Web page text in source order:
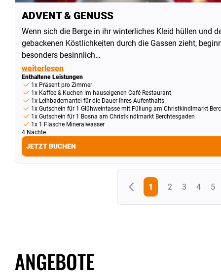
ADVENT & GENUSS
Wenn sich die Berge in ihr winterliches Kleid hüllen und
gebackenen Köstlichkeiten durch die Gassen zieht,
besonders besinnlich…
weiterlesen
Enthaltene Leistungen
1x Präsent pro Zimmer
1x Kaffee & Kuchen im hauseigenen Café Restaurant
1x Leihbademantel für die Dauer Ihres Aufenthalts
1x Gutschein für 1 Glühweintasse mit Füllung am Christkindlmarkt
1x Gutschein für 1 Bosna am Christkindlmarkt Berchtesgaden
1x 1 Flasche Mineralwasser
4 Nächte
JETZT BUCHEN
1 2 3 4 5
ANGEBOTE